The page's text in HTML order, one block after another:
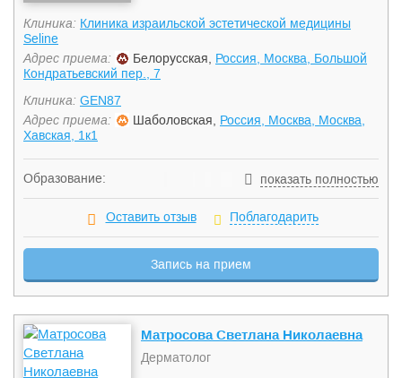
Клиника: Клиника израильской эстетической медицины
Seline
Адрес приема:
Белорусская, Россия, Москва, Большой
Кондратьевский пер., 7
Клиника: GEN87
Адрес приема:
Шаболовская, Россия, Москва, Москва,
Хавская, 1к1
Образование:
Выпускница Ивановской Государственной Медицинской
Клиническая ординатура по дерматологии в РУДН
Специализация -врачебная косметология — факультет
повышения квалификации медицинских работников РУДН
-Медицинский институт усовершенствования врачей
Проводит обучающие семинары для врачей по аппаратной
показать полностью
Оставить отзыв Поблагодарить
Запись на прием
Матросова Светлана Николаевна
Дерматолог